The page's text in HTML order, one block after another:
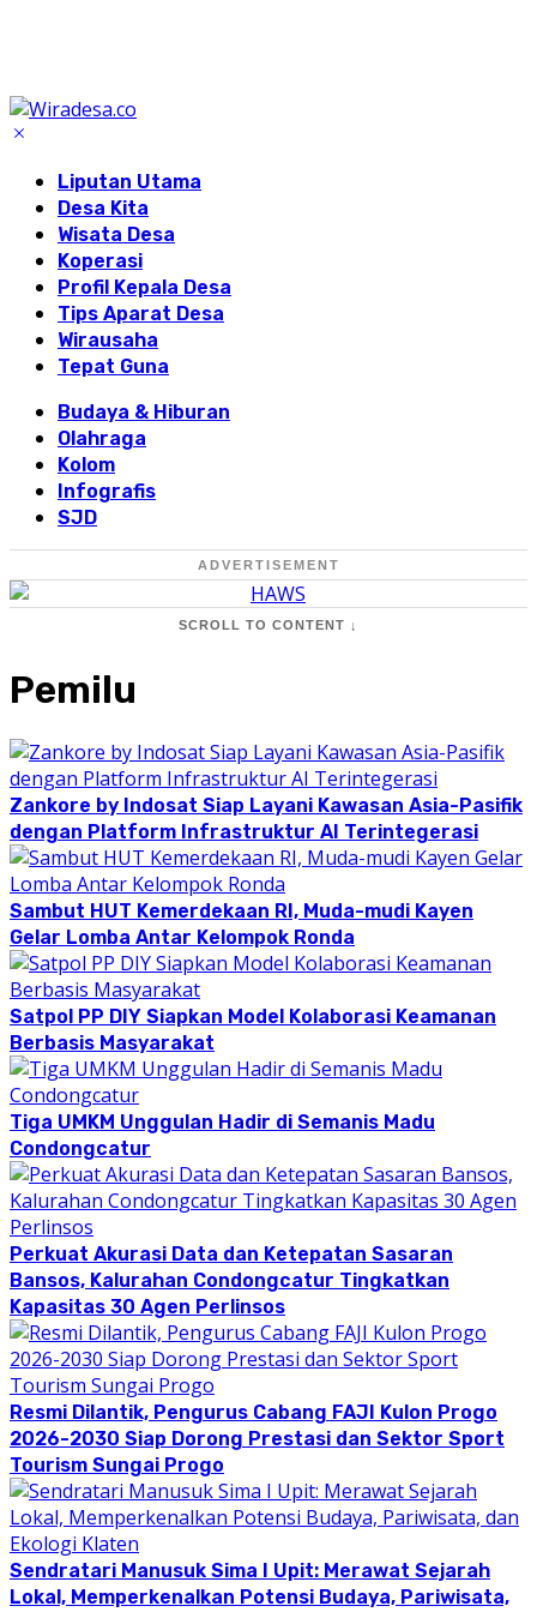
Liputan Utama
Desa Kita
Wisata Desa
Koperasi
Profil Kepala Desa
Tips Aparat Desa
Wirausaha
Tepat Guna
Budaya & Hiburan
Olahraga
Kolom
Infografis
SJD
ADVERTISEMENT
SCROLL TO CONTENT ↓
Pemilu
Zankore by Indosat Siap Layani Kawasan Asia-Pasifik
dengan Platform Infrastruktur AI Terintegerasi
Sambut HUT Kemerdekaan RI, Muda-mudi Kayen
Gelar Lomba Antar Kelompok Ronda
Satpol PP DIY Siapkan Model Kolaborasi Keamanan
Berbasis Masyarakat
Tiga UMKM Unggulan Hadir di Semanis Madu
Condongcatur
Perkuat Akurasi Data dan Ketepatan Sasaran
Bansos, Kalurahan Condongcatur Tingkatkan
Kapasitas 30 Agen Perlinsos
Resmi Dilantik, Pengurus Cabang FAJI Kulon Progo
2026-2030 Siap Dorong Prestasi dan Sektor Sport
Tourism Sungai Progo
Sendratari Manusuk Sima I Upit: Merawat Sejarah
Lokal, Memperkenalkan Potensi Budaya, Pariwisata,